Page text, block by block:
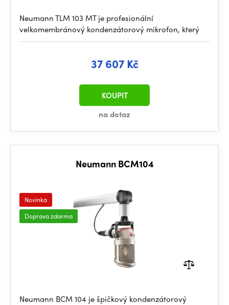
Neumann TLM 103 MT je profesionální
velkomembránový kondenzátorový mikrofon, který
37 607 Kč
na dotaz
KOUPIT
Neumann BCM104
Novinka
Doprava zdarma
Neumann BCM 104 je špičkový kondenzátorový